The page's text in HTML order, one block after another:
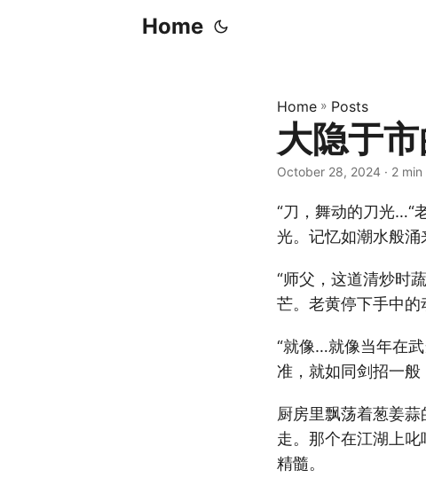
Home
Home » Posts
大隐于
October 28, 2024 · 2
“刀，舞动的刀光…“
光。记忆如潮水般涌
“师父，这道清炒时
芒。老黄停下手中的
“就像…就像当年在
准，就如同剑招一般
厨房里飘荡着葱姜
走。那个在江湖上
精髓。